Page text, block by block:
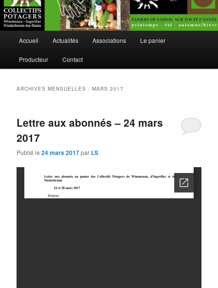
Aller
au
Aller
au
Accueil Actualités Associations Le panier
Producteur Contact
ARCHIVES MENSUELLES :MARS 2017
Lettre aux abonnés – 24 mars
2017
Publié le24 mars 2017par LS